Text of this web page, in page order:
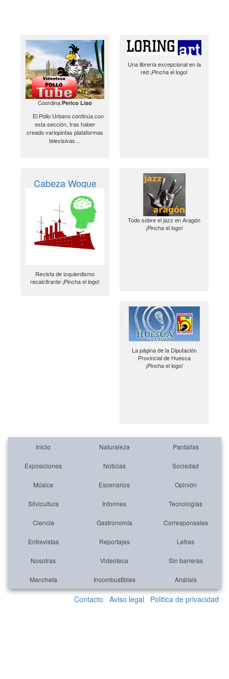
Coordina:Perico Liso
El Pollo Urbano continúa con
esta sección, tras haber
creado variopintas plataformas
televisivas…
Una librería excepcional en la
red ¡Pincha el logo!
Cabeza Woque
Revista de izquierdismo
recalcitrante ¡Pincha el logo!
Todo sobre el jazz en Aragón
¡Pincha el logo!
La página de la Diputación
Provincial de Huesca
¡Pincha el logo!
Inicio Naturaleza Pantallas
Exposiciones Noticias Sociedad
Música Escenarios Opinión
Silvicultura Informes Tecnologías
Ciencia Gastronomía Corresponsales
Entrevistas Reportajes Letras
Nosotras Videoteca Sin barreras
Mancheta Incombustibles Análisis
Contacto Aviso legal Politica de privacidad